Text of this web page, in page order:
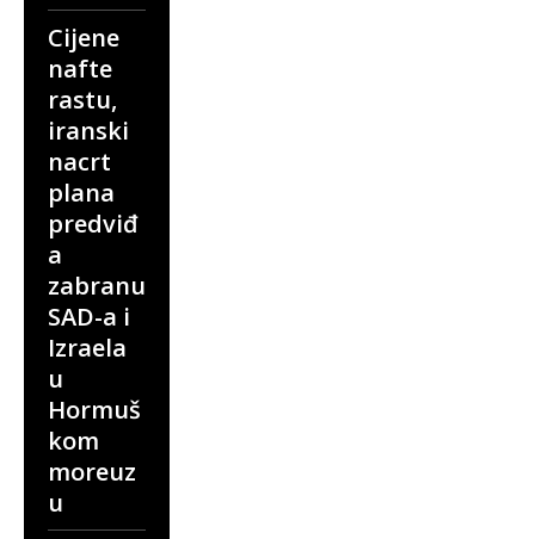
Cijene
nafte
rastu,
iranski
nacrt
plana
predviđ
a
zabranu
SAD-a i
Izraela
u
Hormuš
kom
moreuz
u